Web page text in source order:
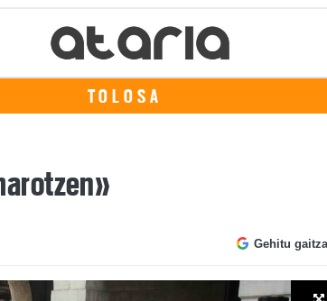
TOLOSA
Gehitu